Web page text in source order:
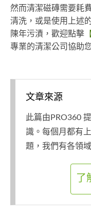
然而清潔磁磚需要耗
清洗，或是使用上述
陳年污漬，歡迎點擊
專業的清潔公司協助
文章來源
此篇由PRO360
識。每個月都有
題，我們有各領